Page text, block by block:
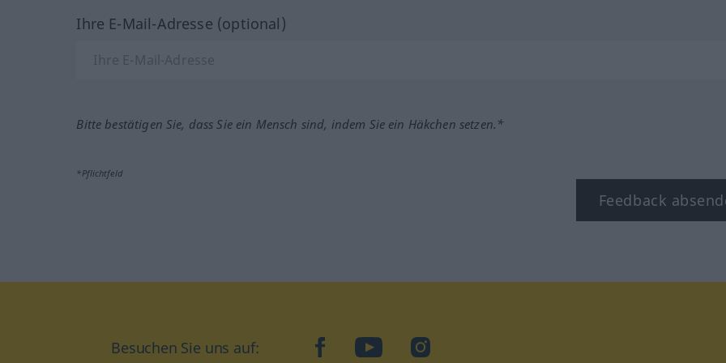
Ihre E-Mail-Adresse (optional)
Bitte bestätigen Sie, dass Sie ein Mensch sind, indem Sie ein Häkchen setzen.*
*Pflichtfeld
Feedback
Besuchen Sie uns auf: facebookYouTubeInstagram